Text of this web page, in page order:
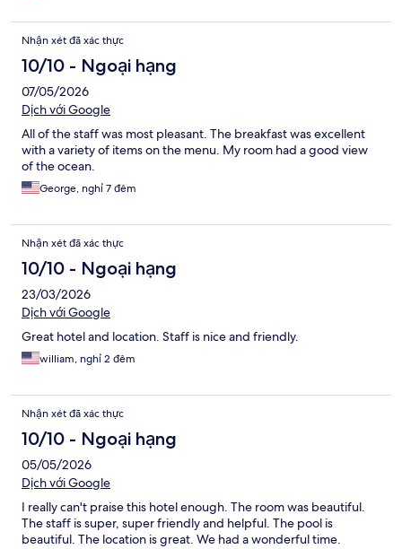
Nhận xét đã xác thực
10/10 - Ngoại hạng
07/05/2026
Dịch với Google
All of the staff was most pleasant. The breakfast was excellent
with a variety of items on the menu. My room had a good view
of the ocean.
George, nghỉ 7 đêm
Nhận xét đã xác thực
10/10 - Ngoại hạng
23/03/2026
Dịch với Google
Great hotel and location. Staff is nice and friendly.
william, nghỉ 2 đêm
Nhận xét đã xác thực
10/10 - Ngoại hạng
05/05/2026
Dịch với Google
I really can't praise this hotel enough. The room was beautiful.
The staff is super, super friendly and helpful. The pool is
beautiful. The location is great. We had a wonderful time.